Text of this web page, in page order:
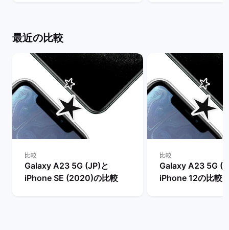
最近の比較
比較
Galaxy A23 5G (JP)と
iPhone SE (2020)の比較
比較
Galaxy A23 5G
iPhone 12の比較